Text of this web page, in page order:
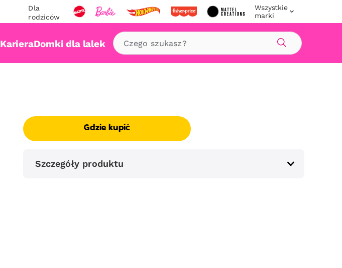
Dla
rodziców
Wszystkie
marki
KarieraDomki dla lalek
Szukaj
Gdzie kupić
Szczegóły produktu